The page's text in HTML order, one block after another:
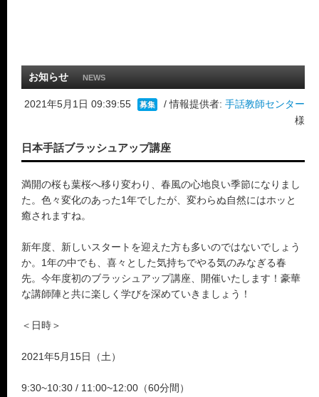
お知らせ NEWS
2021年5月1日 09:39:55 募集 / 情報提供者: 手話教師センター
様
日本手話ブラッシュアップ講座
満開の桜も葉桜へ移り変わり、春風の心地良い季節になりまし
た。色々変化のあった1年でしたが、変わらぬ自然にはホッと
癒されますね。
新年度、新しいスタートを迎えた方も多いのではないでしょう
か。1年の中でも、喜々とした気持ちでやる気のみなぎる春
先。今年度初のブラッシュアップ講座、開催いたします！豪華
な講師陣と共に楽しく学びを深めていきましょう！
＜日時＞
2021年5月15日（土）
9:30~10:30 / 11:00~12:00（60分間）